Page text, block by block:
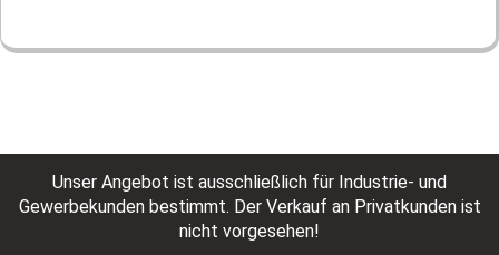
Unser Angebot ist ausschließlich für Industrie- und
Gewerbekunden bestimmt. Der Verkauf an Privatkunden ist
nicht vorgesehen!